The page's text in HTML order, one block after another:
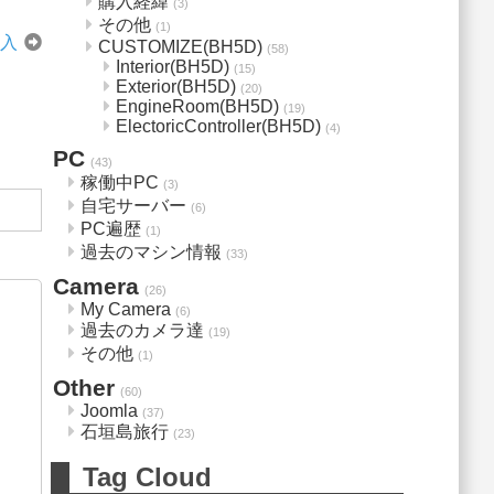
(3)
その他 (1)
CUSTOMIZE(BH5D) (58)
Interior(BH5D) (15)
Exterior(BH5D) (20)
EngineRoom(BH5D) (19)
ElectoricController(BH5D) (4)
PC (43)
稼働中PC (3)
自宅サーバー (6)
PC遍歴 (1)
過去のマシン情報 (33)
Camera (26)
My Camera (6)
過去のカメラ達 (19)
その他 (1)
Other (60)
Joomla (37)
石垣島旅行 (23)
Tag Cloud